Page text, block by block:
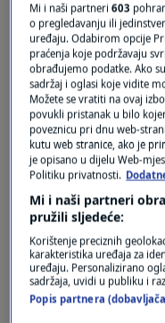
U
Zlata
TNT-u
VIJESTI |1.
Mirjana
Mi i naši partneri603
o pregledavanju ili
uređaju. Odabirom opcije
praćenja koje podržavaju
obrađujemo podatke. Ako
sadržaj i oglasi koje vidite
Možete se vratiti na ovaj
povukli pristanak u bilo
poveznicu pri dnu web-
kutu web stranice, ako je
je opisano u dijelu Web-
Politiku privatnosti.
Mi i naši partneri
pružili sljedeće:
Korištenje preciznih
karakteristika uređaja za
uređaju. Personalizirano
sadržaja, uvidi u publiku i
Popis partnera